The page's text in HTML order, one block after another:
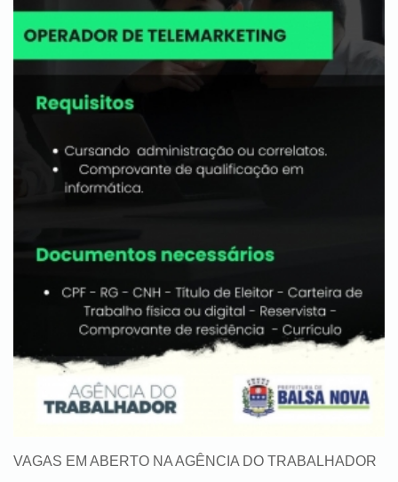
VAGAS EM ABERTO NA AGÊNCIA DO TRABALHADOR